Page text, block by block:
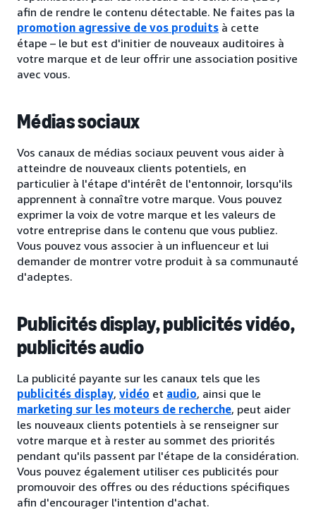
afin de rendre le contenu détectable. Ne faites pas la
promotion agressive de vos produits à cette
étape – le but est d'initier de nouveaux auditoires à
votre marque et de leur offrir une association positive
avec vous.
Médias sociaux
Vos canaux de médias sociaux peuvent vous aider à
atteindre de nouveaux clients potentiels, en
particulier à l'étape d'intérêt de l'entonnoir, lorsqu'ils
apprennent à connaître votre marque. Vous pouvez
exprimer la voix de votre marque et les valeurs de
votre entreprise dans le contenu que vous publiez.
Vous pouvez vous associer à un influenceur et lui
demander de montrer votre produit à sa communauté
d'adeptes.
Publicités display, publicités vidéo,
publicités audio
La publicité payante sur les canaux tels que les
publicités display, vidéo et audio, ainsi que le
marketing sur les moteurs de recherche, peut aider
les nouveaux clients potentiels à se renseigner sur
votre marque et à rester au sommet des priorités
pendant qu'ils passent par l'étape de la considération.
Vous pouvez également utiliser ces publicités pour
promouvoir des offres ou des réductions spécifiques
afin d'encourager l'intention d'achat.